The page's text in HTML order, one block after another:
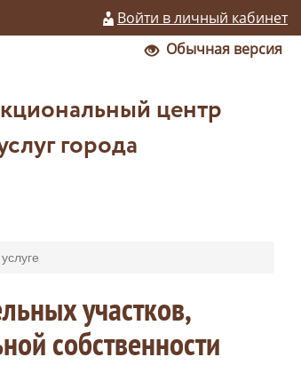
Войти в личный кабинет
Обычная версия
центр
города
участков,
собственности